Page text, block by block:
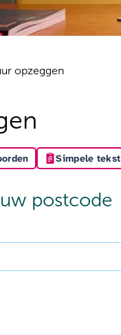
opzeggen
Simpele tekst
postcode